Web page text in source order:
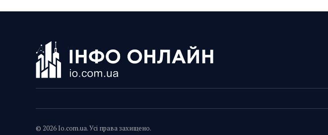
© 2026 Io.com.ua. Усі права захищено.